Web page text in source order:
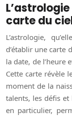
carte du
L’astrologie,
d’établir une carte
la date, de l’heure
Cette carte révèle
moment de la
talents, les défis et
en particulier,